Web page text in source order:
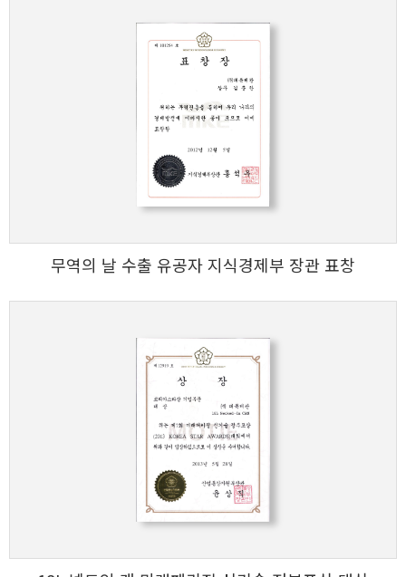
무역의 날 수출 유공자 지식경제부 장관 표창